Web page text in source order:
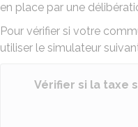
en place par une
Pour vérifier si votre
utiliser le simulateur
Vérifier si la taxe